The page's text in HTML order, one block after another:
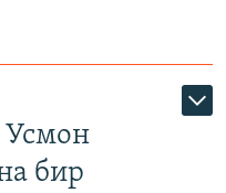
Усмон
бир